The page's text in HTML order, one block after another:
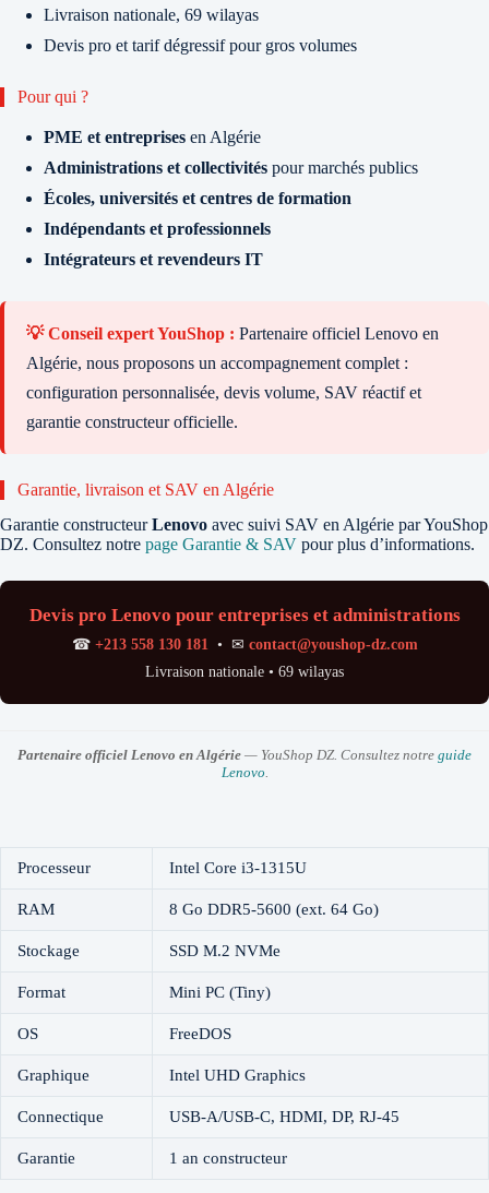
Livraison nationale, 69 wilayas
Devis pro et tarif dégressif pour gros volumes
Pour qui ?
PME et entreprises en Algérie
Administrations et collectivités pour marchés publics
Écoles, universités et centres de formation
Indépendants et professionnels
Intégrateurs et revendeurs IT
💡 Conseil expert YouShop : Partenaire officiel Lenovo en
Algérie, nous proposons un accompagnement complet :
configuration personnalisée, devis volume, SAV réactif et
garantie constructeur officielle.
Garantie, livraison et SAV en Algérie
Garantie constructeurLenovo avec suivi SAV en Algérie par YouShop
DZ. Consultez notre page Garantie & SAV pour plus d’informations.
Devis pro Lenovo pour entreprises et administrations
☎ +213 558 130 181• ✉ contact@youshop-dz.com
Livraison nationale • 69 wilayas
Partenaire officiel Lenovo en Algérie — YouShop DZ. Consultez notre guide
Lenovo.
Processeur Intel Core i3-1315U
RAM 8 Go DDR5-5600 (ext. 64 Go)
Stockage SSD M.2 NVMe
Format Mini PC (Tiny)
OS FreeDOS
Graphique Intel UHD Graphics
Connectique USB-A/USB-C, HDMI, DP, RJ-45
Garantie 1 an constructeur